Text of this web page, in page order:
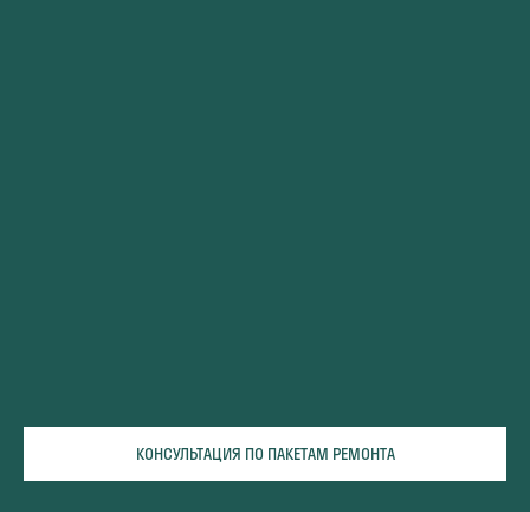
КОНСУЛЬТАЦИЯ ПО ПАКЕТАМ РЕМОНТА